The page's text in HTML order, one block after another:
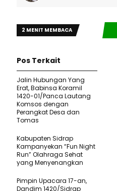
2 MENIT MEMBACA
Pos Terkait
Jalin Hubungan Yang
Erat, Babinsa Koramil
1420-01/Panca Lautang
Komsos dengan
Perangkat Desa dan
Tomas
Kabupaten Sidrap
Kampanyekan “Fun Night
Run” Olahraga Sehat
yang Menyenangkan
Pimpin Upacara 17-an,
Dandim 1420/Sidrap